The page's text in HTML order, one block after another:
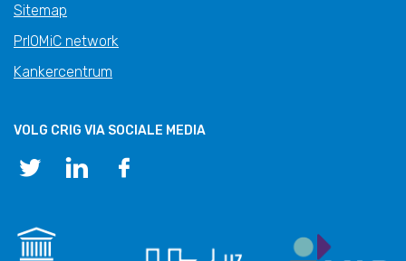
Sitemap
PrIOMiC network
Kankercentrum
VOLG CRIG VIA SOCIALE MEDIA